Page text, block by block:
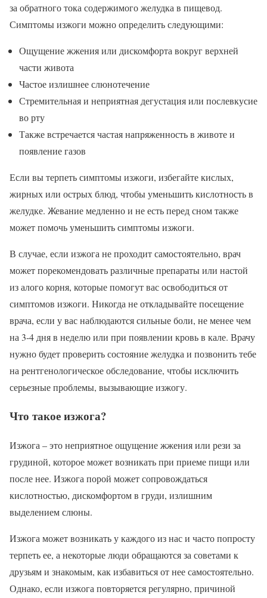
за обратного тока содержимого желудка в пищевод.
Симптомы изжоги можно определить следующими:
Ощущение жжения или дискомфорта вокруг верхней
части живота
Частое излишнее слюнотечение
Стремительная и неприятная дегустация или послевкусие
во рту
Также встречается частая напряженность в животе и
появление газов
Если вы терпеть симптомы изжоги, избегайте кислых,
жирных или острых блюд, чтобы уменьшить кислотность в
желудке. Жевание медленно и не есть перед сном также
может помочь уменьшить симптомы изжоги.
В случае, если изжога не проходит самостоятельно, врач
может порекомендовать различные препараты или настой
из алого корня, которые помогут вас освободиться от
симптомов изжоги. Никогда не откладывайте посещение
врача, если у вас наблюдаются сильные боли, не менее чем
на 3-4 дня в неделю или при появлении кровь в кале. Врачу
нужно будет проверить состояние желудка и позвонить тебе
на рентгенологическое обследование, чтобы исключить
серьезные проблемы, вызывающие изжогу.
Что такое изжога?
Изжога – это неприятное ощущение жжения или рези за
грудиной, которое может возникать при приеме пищи или
после нее. Изжога порой может сопровождаться
кислотностью, дискомфортом в груди, излишним
выделением слюны.
Изжога может возникать у каждого из нас и часто попросту
терпеть ее, а некоторые люди обращаются за советами к
друзьям и знакомым, как избавиться от нее самостоятельно.
Однако, если изжога повторяется регулярно, причиной